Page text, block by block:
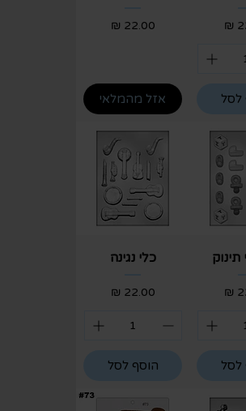
לסל
מחיר
אזל מהמלאי
תינוק
לסל
כלי נגינה
מחיר
הוסף לסל